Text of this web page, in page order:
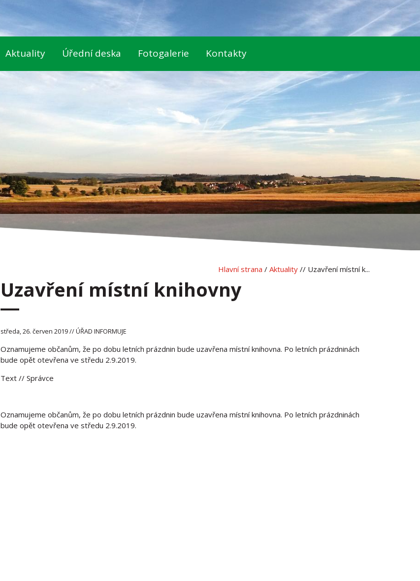
Aktuality Úřední deska Fotogalerie Kontakty
Hlavní strana / Aktuality // Uzavření místní k...
Uzavření místní knihovny
středa, 26. červen 2019 // ÚŘAD INFORMUJE
Oznamujeme občanům, že po dobu letních prázdnin bude uzavřena místní knihovna. Po letních prázdninách
bude opět otevřena ve středu 2.9.2019.
Text // Správce
Oznamujeme občanům, že po dobu letních prázdnin bude uzavřena místní knihovna. Po letních prázdninách
bude opět otevřena ve středu 2.9.2019.